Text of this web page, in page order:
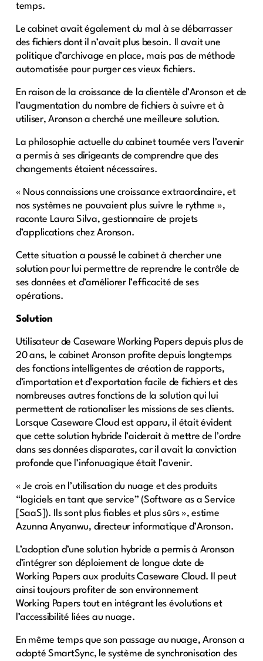
temps.
Le cabinet avait également du mal à se débarrasser
des fichiers dont il n’avait plus besoin. Il avait une
politique d’archivage en place, mais pas de méthode
automatisée pour purger ces vieux fichiers.
En raison de la croissance de la clientèle d’Aronson et de
l’augmentation du nombre de fichiers à suivre et à
utiliser, Aronson a cherché une meilleure solution.
La philosophie actuelle du cabinet tournée vers l’avenir
a permis à ses dirigeants de comprendre que des
changements étaient nécessaires.
« Nous connaissions une croissance extraordinaire, et
nos systèmes ne pouvaient plus suivre le rythme »,
raconte Laura Silva, gestionnaire de projets
d’applications chez Aronson.
Cette situation a poussé le cabinet à chercher une
solution pour lui permettre de reprendre le contrôle de
ses données et d’améliorer l’efficacité de ses
opérations.
Solution
Utilisateur de Caseware Working Papers depuis plus de
20 ans, le cabinet Aronson profite depuis longtemps
des fonctions intelligentes de création de rapports,
d’importation et d’exportation facile de fichiers et des
nombreuses autres fonctions de la solution qui lui
permettent de rationaliser les missions de ses clients.
Lorsque Caseware Cloud est apparu, il était évident
que cette solution hybride l’aiderait à mettre de l’ordre
dans ses données disparates, car il avait la conviction
profonde que l’infonuagique était l’avenir.
« Je crois en l’utilisation du nuage et des produits
“logiciels en tant que service” (Software as a Service
[SaaS]). Ils sont plus fiables et plus sûrs », estime
Azunna Anyanwu, directeur informatique d’Aronson.
L’adoption d’une solution hybride a permis à Aronson
d’intégrer son déploiement de longue date de
Working Papers aux produits Caseware Cloud. Il peut
ainsi toujours profiter de son environnement
Working Papers tout en intégrant les évolutions et
l’accessibilité liées au nuage.
En même temps que son passage au nuage, Aronson a
adopté SmartSync, le système de synchronisation des